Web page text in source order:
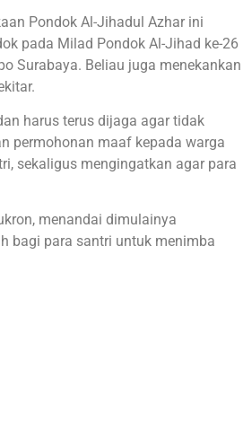
Pondok Al-Jihadul Azhar ini
pada Milad Pondok Al-Jihad ke-26
Surabaya. Beliau juga menekankan
harus terus dijaga agar tidak
permohonan maaf kepada warga
sekaligus mengingatkan agar para
menandai dimulainya
bagi para santri untuk menimba